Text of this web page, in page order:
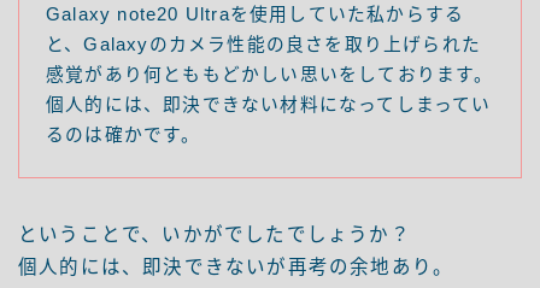
Galaxy note20 Ultraを使用していた私からする
と、Galaxyのカメラ性能の良さを取り上げられた
感覚があり何とももどかしい思いをしております。
個人的には、即決できない材料になってしまってい
るのは確かです。
ということで、いかがでしたでしょうか？
個人的には、即決できないが再考の余地あり。